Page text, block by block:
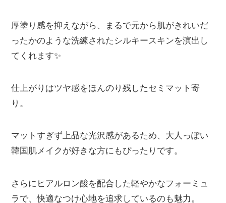
厚塗り感を抑えながら、まるで元から肌がきれいだ
ったかのような洗練されたシルキースキンを演出し
てくれます✨
仕上がりはツヤ感をほんのり残したセミマット寄
り。
マットすぎず上品な光沢感があるため、大人っぽい
韓国肌メイクが好きな方にもぴったりです。
さらにヒアルロン酸を配合した軽やかなフォーミュ
ラで、快適なつけ心地を追求しているのも魅力。